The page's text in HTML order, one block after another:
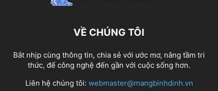
VỀ CHÚNG TÔI
Bắt nhịp cùng thông tin, chia sẻ với ước mơ, nâng tầm tri
thức, để công nghệ đến gần với cuộc sống hơn.
Liên hệ chúng tôi: webmaster@mangbinhdinh.vn